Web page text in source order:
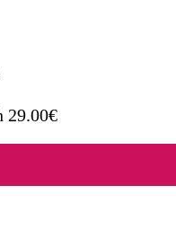
29.00€